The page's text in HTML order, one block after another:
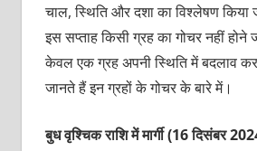
चाल, स्थिति और दशा का विश्लेषण किया
इस सप्ताह किसी ग्रह का गोचर नहीं होने
केवल एक ग्रह अपनी स्थिति में बदलाव
जानते हैं इन ग्रहों के गोचर के बारे में।
बुध वृश्चिक राशि में मार्गी (16 दिसंबर